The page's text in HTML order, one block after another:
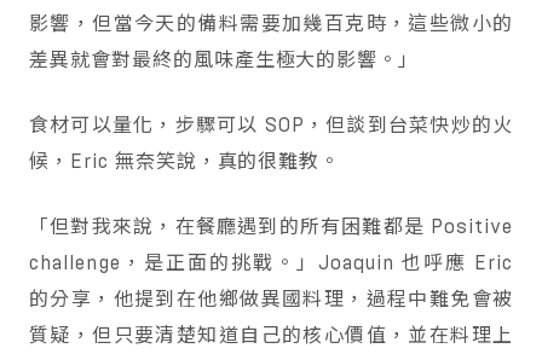
影響，但當今天的備料需要加幾百克時，這些微小的
差異就會對最終的風味產生極大的影響。」
食材可以量化，步驟可以 SOP，但談到台菜快炒的火
候，Eric 無奈笑說，真的很難教。
「但對我來說，在餐廳遇到的所有困難都是 Positive
challenge，是正面的挑戰。」Joaquin 也呼應 Eric
的分享，他提到在他鄉做異國料理，過程中難免會被
質疑，但只要清楚知道自己的核心價值，並在料理上